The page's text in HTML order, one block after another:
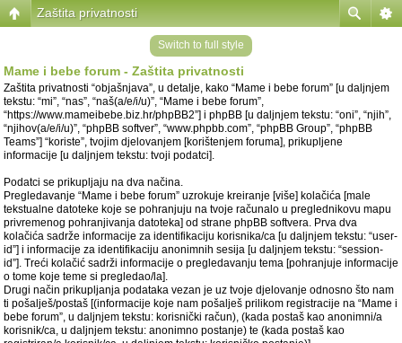
Zaštita privatnosti
Switch to full style
Mame i bebe forum - Zaštita privatnosti
Zaštita privatnosti “objašnjava”, u detalje, kako “Mame i bebe forum” [u daljnjem
tekstu: “mi”, “nas”, “naš(a/e/i/u)”, “Mame i bebe forum”,
“https://www.mameibebe.biz.hr/phpBB2”] i phpBB [u daljnjem tekstu: “oni”, “njih”,
“njihov(a/e/i/u)”, “phpBB softver”, “www.phpbb.com”, “phpBB Group”, “phpBB
Teams”] “koriste”, tvojim djelovanjem [korištenjem foruma], prikupljene
informacije [u daljnjem tekstu: tvoji podatci].
Podatci se prikupljaju na dva načina.
Pregledavanje “Mame i bebe forum” uzrokuje kreiranje [više] kolačića [male
tekstualne datoteke koje se pohranjuju na tvoje računalo u preglednikovu mapu
privremenog pohranjivanja datoteka] od strane phpBB softvera. Prva dva
kolačića sadrže informacije za identifikaciju korisnika/ca [u daljnjem tekstu: “user-
id”] i informacije za identifikaciju anonimnih sesija [u daljnjem tekstu: “session-
id”]. Treći kolačić sadrži informacije o pregledavanju tema [pohranjuje informacije
o tome koje teme si pregledao/la].
Drugi način prikupljanja podataka vezan je uz tvoje djelovanje odnosno što nam
ti pošalješ/postaš [(informacije koje nam pošalješ prilikom registracije na “Mame i
bebe forum”, u daljnjem tekstu: korisnički račun), (kada postaš kao anonimni/a
korisnik/ca, u daljnjem tekstu: anonimno postanje) te (kada postaš kao